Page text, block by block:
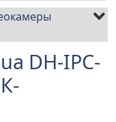
DH-IPC-